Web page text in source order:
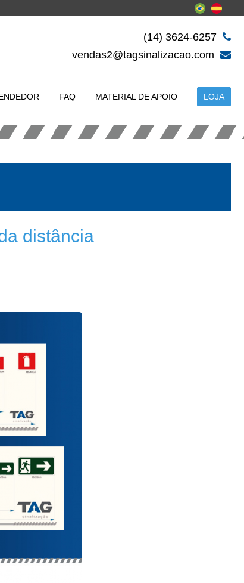
(14) 3624-6257
vendas2@tagsinalizacao.com
FAQ MATERIAL DE APOIO LOJA
distância